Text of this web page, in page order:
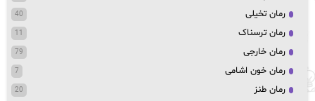
رمان تخیلی 40
رمان ترسناک 11
رمان خارجی 79
رمان خون اشامی 7
رمان طنز 20